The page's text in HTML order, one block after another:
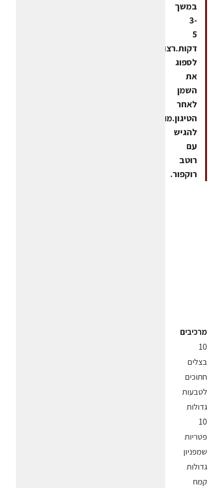
במשך
3-
5
דקות.רצוי
לספוג
את
השמן
לאחר
הטיגון.מומלץ
להגיש
עם
רוטב
רוקפור.
מרכיבים
10
בצלים
חתוכים
לטבעות
גדולות
10
פטריות
שמפניון
גדולות
קמח